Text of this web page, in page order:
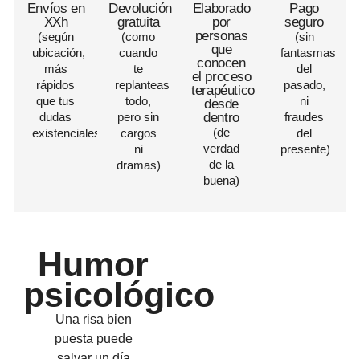
Envíos en
XXh
(según
ubicación,
más
rápidos
que tus
dudas
existenciales)
Devolución
gratuita
(como
cuando
te
replanteas
todo,
pero sin
cargos
ni
dramas)
Elaborado
por
personas
que
conocen
el proceso
terapéutico
desde
dentro
(de
verdad
de la
buena)
Pago
seguro
(sin
fantasmas
del
pasado,
ni
fraudes
del
presente)
Humor
psicológico
Una risa bien
puesta puede